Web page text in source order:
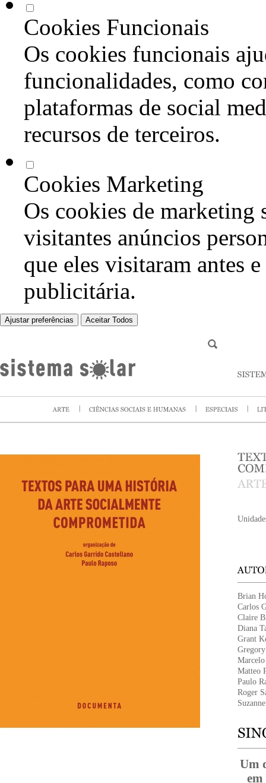
Cookies Funcionais
Os cookies funcionais
funcionalidades, como
plataformas de social
recursos de terceiros.
Cookies Marketing
Os cookies de marketing
visitantes anúncios
que eles visitaram antes
publicitária.
Ajustar preferências Aceitar Todos
Brian
Carlos
Claire
Diana
Grant
Matteo
Paulo
Roger
Um
em